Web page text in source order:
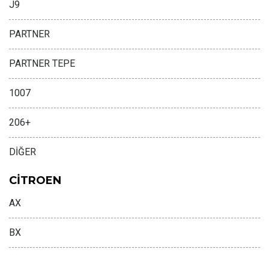
J9
PARTNER
PARTNER TEPE
1007
206+
DİĞER
CİTROEN
AX
BX